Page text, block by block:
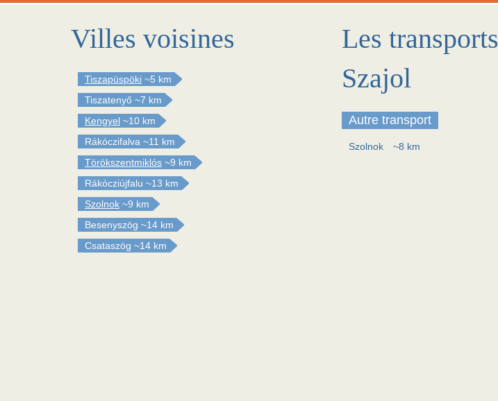
Villes voisines
Tiszapüspöki ~5 km
Tiszatenyő ~7 km
Kengyel ~10 km
Rákóczifalva ~11 km
Törökszentmiklós ~9 km
Rákócziújfalu ~13 km
Szolnok ~9 km
Besenyszög ~14 km
Csataszög ~14 km
Les
Szajol
Autre transport
Szolnok ~8 km